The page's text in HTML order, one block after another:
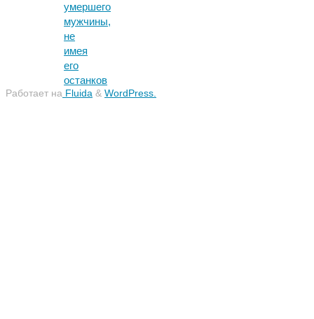
умершего
мужчины,
не
имея
его
останков
Работает на Fluida & WordPress.